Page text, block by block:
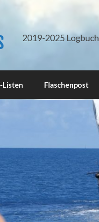
2019-2025
Listen Flaschenpost